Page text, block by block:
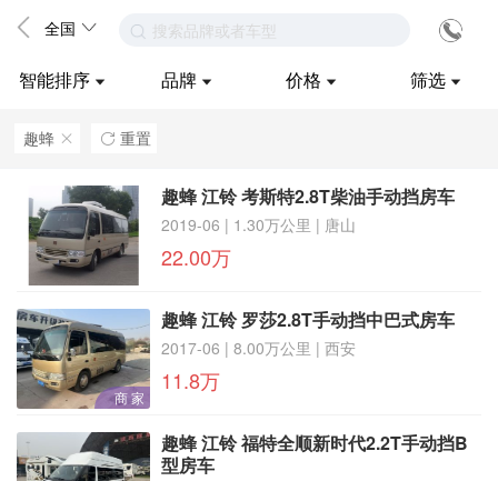
全国 搜索品牌或者车型
智能排序 品牌 价格 筛选
趣蜂 ဆ  重置
趣蜂 江铃 考斯特2.8T柴油手动挡房车
2019-06 | 1.30万公里 | 唐山
22.00万
商 家
趣蜂 江铃 罗莎2.8T手动挡中巴式房车
2017-06 | 8.00万公里 | 西安
11.8万
趣蜂 江铃 福特全顺新时代2.2T手动挡B
型房车